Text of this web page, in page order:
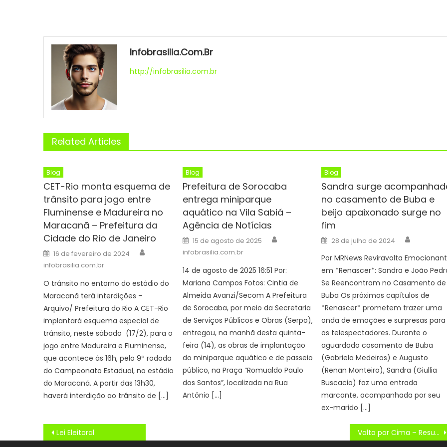
Infobrasilia.com.br
http://infobrasilia.com.br
Related Articles
Blog
CET-Rio monta esquema de
trânsito para jogo entre
Fluminense e Madureira no
Maracanã – Prefeitura da
Cidade do Rio de Janeiro
Posted
on
16 de fevereiro de 2024
infobrasilia.com.br
O trânsito no entorno do estádio do
Maracanã terá interdições –
Arquivo/ Prefeitura do Rio A CET-Rio
implantará esquema especial de
trânsito, neste sábado (17/2), para o
jogo entre Madureira e Fluminense,
que acontece às 16h, pela 9ª rodada
do Campeonato Estadual, no estádio
do Maracanã. A partir das 13h30,
haverá interdição ao trânsito de […]
Blog
Prefeitura de Sorocaba
entrega miniparque
aquático na Vila Sabiá –
Agência de Notícias
Posted
on
15 de agosto de 2025
infobrasilia.com.br
14 de agosto de 2025 16:51 Por:
Mariana Campos Fotos: Cintia de
Almeida Avanzi/Secom A Prefeitura
de Sorocaba, por meio da Secretaria
de Serviços Públicos e Obras (Serpo),
entregou, na manhã desta quinta-
feira (14), as obras de implantação
do miniparque aquático e de passeio
público, na Praça “Romualdo Paulo
dos Santos”, localizada na Rua
Antônio […]
Blog
Sandra surge
no casamento de Buba e
beijo apaixonado surge no
fim
Posted
on
28 de julho de 2024
Por MRNews Reviravolta
em *Renascer*: Sandra e João
Se Reencontram no Casamento de
Buba Os próximos capítulos de
*Renascer* prometem trazer uma
onda de emoções e surpresas para
os telespectadores. Durante o
aguardado casamento de Buba
(Gabriela Medeiros) e Augusto
(Renan Monteiro), Sandra (Giullia
Buscacio) faz uma entrada
marcante, acompanhada por seu
ex-marido […]
Navegação
Lei Eleitoral Volta por Cima – Resumo dos capítulos 01 a 06 da novela da Globo de 30/09 a 05/10